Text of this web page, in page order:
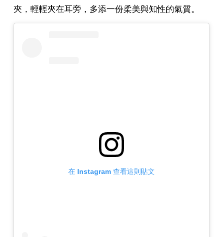
夾，輕輕夾在耳旁，多添一份柔美與知性的氣質。
在 Instagram 查看這則貼文